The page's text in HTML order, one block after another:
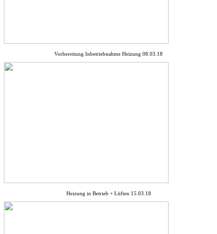
Vorbereitung Inbetriebnahme Heizung 08.03.18
Heizung in Betrieb + Lüften 15.03.18